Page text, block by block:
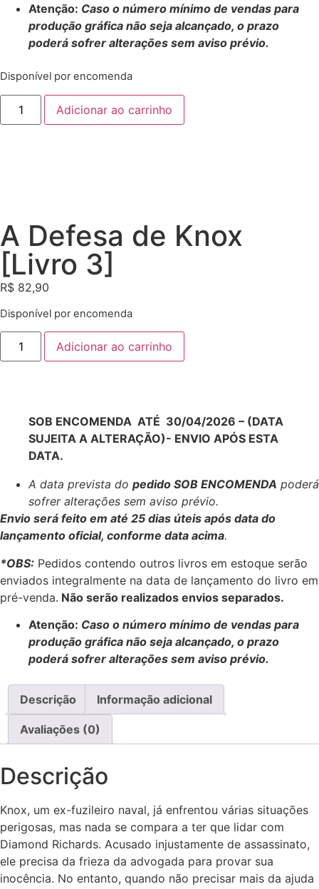
Atenção: Caso o número mínimo de vendas para
produção gráfica não seja alcançado, o prazo
poderá sofrer alterações sem aviso prévio.
Disponível por encomenda
Adicionar ao carrinho
A Defesa de Knox
[Livro 3]
R$ 82,90
Disponível por encomenda
Adicionar ao carrinho
SOB ENCOMENDA ATÉ 30/04/2026 – (DATA
SUJEITA A ALTERAÇÃO)- ENVIO APÓS ESTA
DATA.
A data prevista do pedido SOB ENCOMENDA poderá
sofrer alterações sem aviso prévio.
Envio será feito em até 25 dias úteis após data do
lançamento oficial, conforme data acima.
*OBS: Pedidos contendo outros livros em estoque serão
enviados integralmente na data de lançamento do livro em
pré-venda. Não serão realizados envios separados.
Atenção: Caso o número mínimo de vendas para
produção gráfica não seja alcançado, o prazo
poderá sofrer alterações sem aviso prévio.
Descrição Informação adicional
Avaliações (0)
Descrição
Knox, um ex-fuzileiro naval, já enfrentou várias situações
perigosas, mas nada se compara a ter que lidar com
Diamond Richards. Acusado injustamente de assassinato,
ele precisa da frieza da advogada para provar sua
inocência. No entanto, quando não precisar mais da ajuda